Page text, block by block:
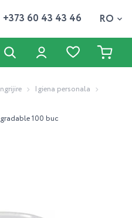
+373 60 43 43 46 RO
Igiena personala
100 buc